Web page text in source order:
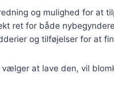
og mulighed for at
ret for både
og tilføjelser for at
at lave den, vil